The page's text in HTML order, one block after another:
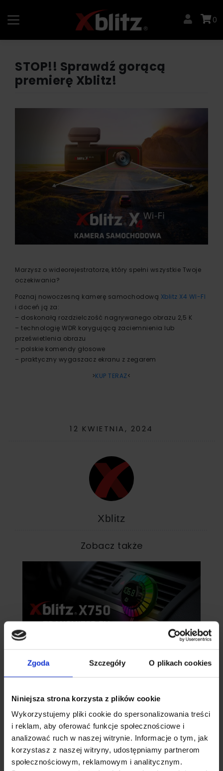
Zgoda Szczegóły O plikach cookies
Niniejsza strona korzysta z plików cookie
Wykorzystujemy pliki cookie do spersonalizowania treści
i reklam, aby oferować funkcje społecznościowe i
analizować ruch w naszej witrynie. Informacje o tym, jak
korzystasz z naszej witryny, udostępniamy partnerom
społecznościowym, reklamowym i analitycznym.
content
0
STOP!! Sprawdź gorącą
premierę Xblitz!
Marzysz o wideorejestratorze, który spełni wszystkie Twoje
oczekiwania?
Poznaj nowoczesną kamerę samochodową Xblitz X4 WI-FI
i doceń ją za:
– doskonałą rozdzielczość nagrywanego obrazu 2,5 K
– technologię WDR korygującą zaciemnienia lub
prześwietlenia obrazu
– polskie komendy głosowe
– praktyczny wygaszacz ekranu z zegarem
>KUP TERAZ<
12 KWIETNIA, 2024
Xblitz
Zobacz także
Premiera transmitera samochodowego
FM Xblitz X750. Jaki transmiter bluetooth
wybrać?